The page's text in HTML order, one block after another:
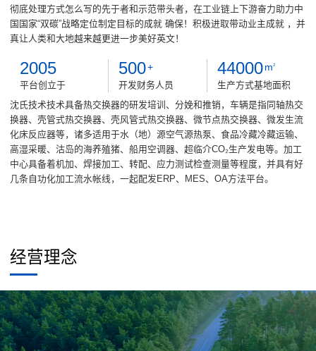
彻底处理方式怎么写的先于者和示范带头者，在工业链上下游奋力助力中
国国家“双碳”战略定位制定目标的成就 确保！积极进取带动业主成就 ，并
真让人类和大地越来越更进一步美好英文！
2005
平台创立于
500+
开发财务人员
44000 m2
生产方式基地面积
沈氏技术技术具备热交换器的研发培训、分娩和推销，车辆是指同轴热交
换器、壳管式热交换器、壳风管式热交换器、微节点热交换器、微发生流
化床反应器等，诸多适用于水（地）源空气源热泵、食品冷藏冷藏运输、
高湿采暖、沽岛的海养殖猪、船用空调器、超临介CO₂生产发电等。加工
中心具备着机加、焊接加工、转配、应力测试检查测量等程度，并具有好
几条自功化加工流水帐线，一起配发ERP、MES、OA方法平台。
经营理念